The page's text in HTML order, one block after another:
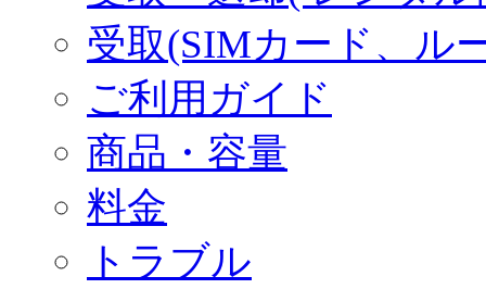
受取(SIMカード、ル
ご利用ガイド
商品・容量
料金
トラブル